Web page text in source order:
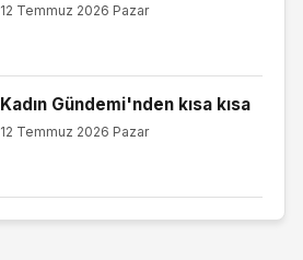
12 Temmuz 2026 Pazar
Kadın Gündemi'nden kısa kısa
12 Temmuz 2026 Pazar